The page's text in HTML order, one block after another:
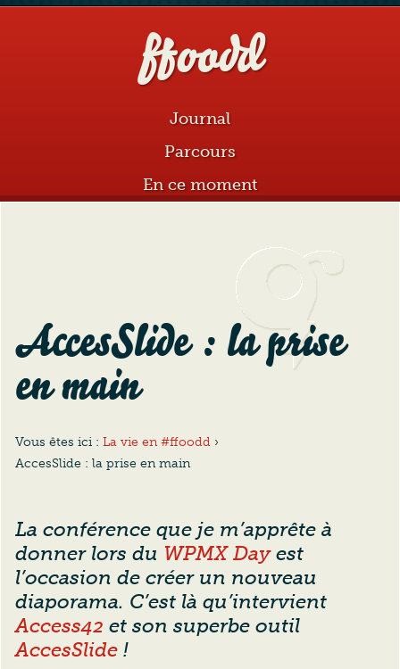
ffoodd
Journal
Parcours
En ce moment
AccesSlide : la prise
en main
Vous êtes ici : La vie en #ffoodd ›
AccesSlide : la prise en main
La conférence que je m’apprête à
donner lors du WPMX Dayest
l’occasion de créer un nouveau
diaporama. C’est là qu’intervient
Access42 et son superbe outil
AccesSlide !